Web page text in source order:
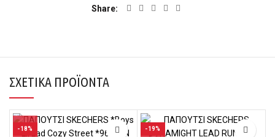
Share
ΣΧΕΤΙΚΆ ΠΡΟΪΌΝΤΑ
-18% -19%